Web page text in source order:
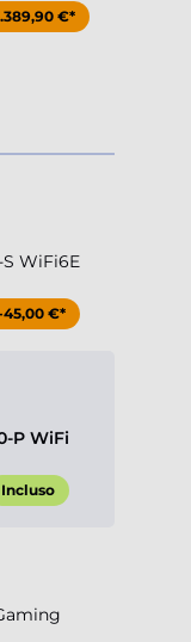
€*
WiFi6E
45,00 €*
P WiFi
Incluso